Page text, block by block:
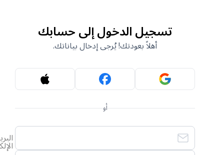
تسجيل الدخول إلى حسابك
أهلاً بعودتك! يُرجى إدخال بياناتك.
أو
الإلكتروني